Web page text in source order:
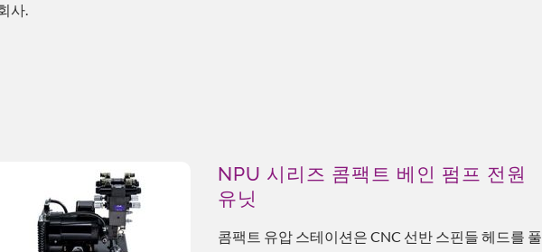
사.
NPU 시리즈 콤팩트 베인 펌프 전원
유닛
콤팩트 유압 스테이션은 CNC 선반 스핀들 헤드를 풀